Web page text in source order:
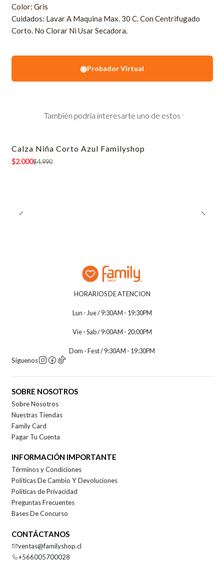
Color: Gris
Cuidados: Lavar A Maquina Max. 30 C. Con Centrifugado
Corto. No Clorar Ni Usar Secadora.
◉Probador Virtual
También podría interesarte uno de estos
-60% OFF
Calza Niña Corto Azul Familyshop
$2.000$4.990
HORARIOS DE ATENCION
Lun - Jue / 9:30AM - 19:30PM
Vie - Sab / 9:00AM - 20:00PM
Dom - Fest / 9:30AM - 19:30PM
Síguenos
SOBRE NOSOTROS
Sobre Nosotros
Nuestras Tiendas
Family Card
Pagar Tu Cuenta
INFORMACIÓN IMPORTANTE
Términos y Condiciones
Políticas De Cambio Y Devoluciones
Políticas de Privacidad
Preguntas Frecuentes
Bases De Concurso
CONTÁCTANOS
ventas@familyshop.cl
+566005700028